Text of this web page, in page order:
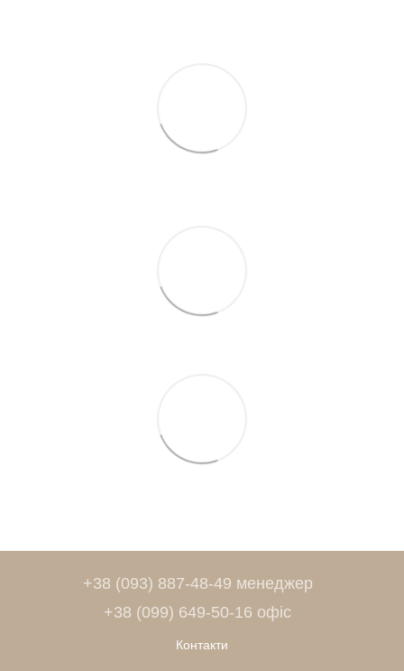
+38 (093) 887-48-49 менеджер
+38 (099) 649-50-16 офіс
Контакти